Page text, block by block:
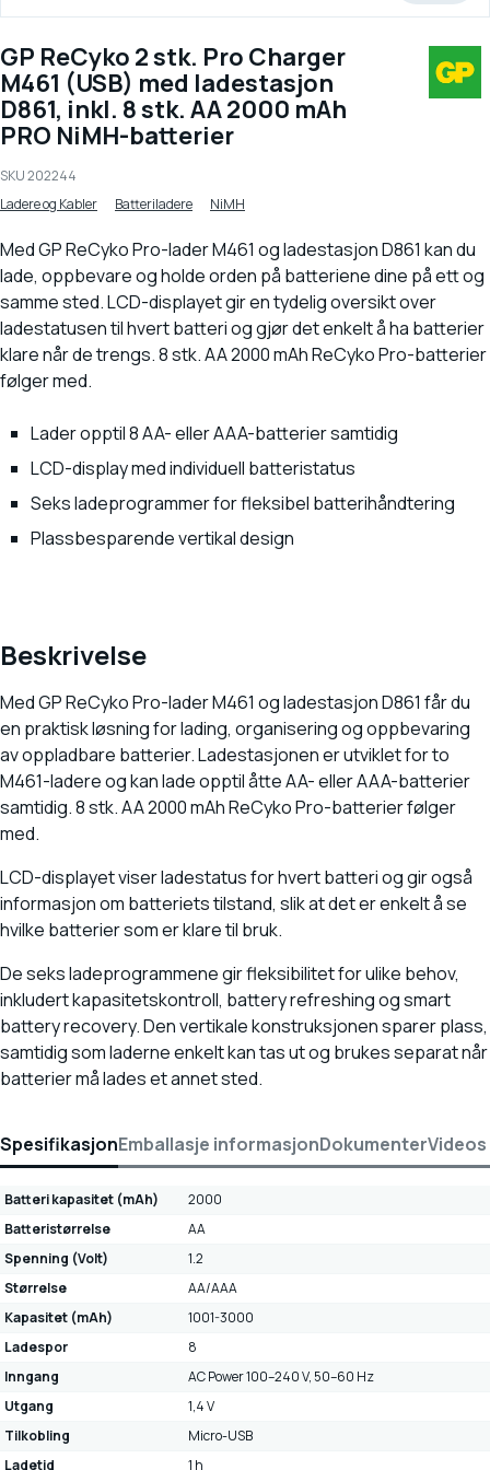
GP ReCyko 2 stk. Pro Charger
M461 (USB) med ladestasjon
D861, inkl. 8 stk. AA 2000 mAh
PRO NiMH-batterier
SKU202244
Ladere og Kabler
Batteriladere NiMH
Med GP ReCyko Pro-lader M461 og ladestasjon D861 kan du
lade, oppbevare og holde orden på batteriene dine på ett og
samme sted. LCD-displayet gir en tydelig oversikt over
ladestatusen til hvert batteri og gjør det enkelt å ha batterier
klare når de trengs. 8 stk. AA 2000 mAh ReCyko Pro-batterier
følger med.
Lader opptil 8 AA- eller AAA-batterier samtidig
LCD-display med individuell batteristatus
Seks ladeprogrammer for fleksibel batterihåndtering
Plassbesparende vertikal design
Beskrivelse
Med GP ReCyko Pro-lader M461 og ladestasjon D861 får du
en praktisk løsning for lading, organisering og oppbevaring
av oppladbare batterier. Ladestasjonen er utviklet for to
M461-ladere og kan lade opptil åtte AA- eller AAA-batterier
samtidig. 8 stk. AA 2000 mAh ReCyko Pro-batterier følger
med.
LCD-displayet viser ladestatus for hvert batteri og gir også
informasjon om batteriets tilstand, slik at det er enkelt å se
hvilke batterier som er klare til bruk.
De seks ladeprogrammene gir fleksibilitet for ulike behov,
inkludert kapasitetskontroll, battery refreshing og smart
battery recovery. Den vertikale konstruksjonen sparer plass,
samtidig som laderne enkelt kan tas ut og brukes separat når
batterier må lades et annet sted.
SpesifikasjonEmballasje informasjonDokumenterVideos
Batteri kapasitet (mAh)
2000
Batteristørrelse
AA
Spenning (Volt)
1.2
Størrelse
AA/AAA
Kapasitet (mAh)
1001-3000
Ladespor
8
Inngang
AC Power 100–240 V, 50–60 Hz
Utgang
1,4 V
Tilkobling
Micro-USB
Ladetid
1 h